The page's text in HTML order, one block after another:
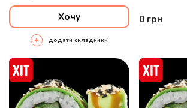
Хочу
додати складники
0 грн